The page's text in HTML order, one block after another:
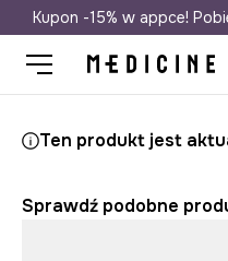
Darmowa
Kupon -15% w appce!
Ten produkt jest
Sprawdź podobne